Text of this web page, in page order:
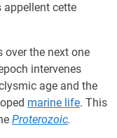
appellent cette
over the next one
intervenes
age and the
marine life. This
Proterozoic.